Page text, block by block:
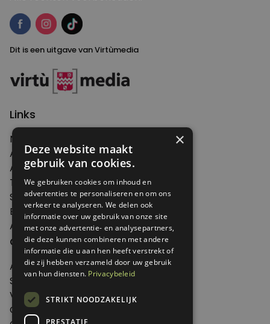
Dit is een uitgave van Virtùmedia
Links
Nieuws
Artikelen
Agenda
Thema's
Shop
Edities
Abonneren
Over Genoeg
Adverteren
Samenwerken
Verkooppunten
Over Genoeg
×
Deze website maakt
gebruik van cookies.
We gebruiken cookies om inhoud en
advertenties te personaliseren en om ons
verkeer te analyseren. We delen ook
informatie over uw gebruik van onze site
met onze advertentie- en analysepartners,
die deze kunnen combineren met andere
informatie die u aan hen heeft verstrekt of
die zij hebben verzameld door uw gebruik
van hun diensten. Privacybeleid
STRIKT NOODZAKELIJK
PRESTATIE